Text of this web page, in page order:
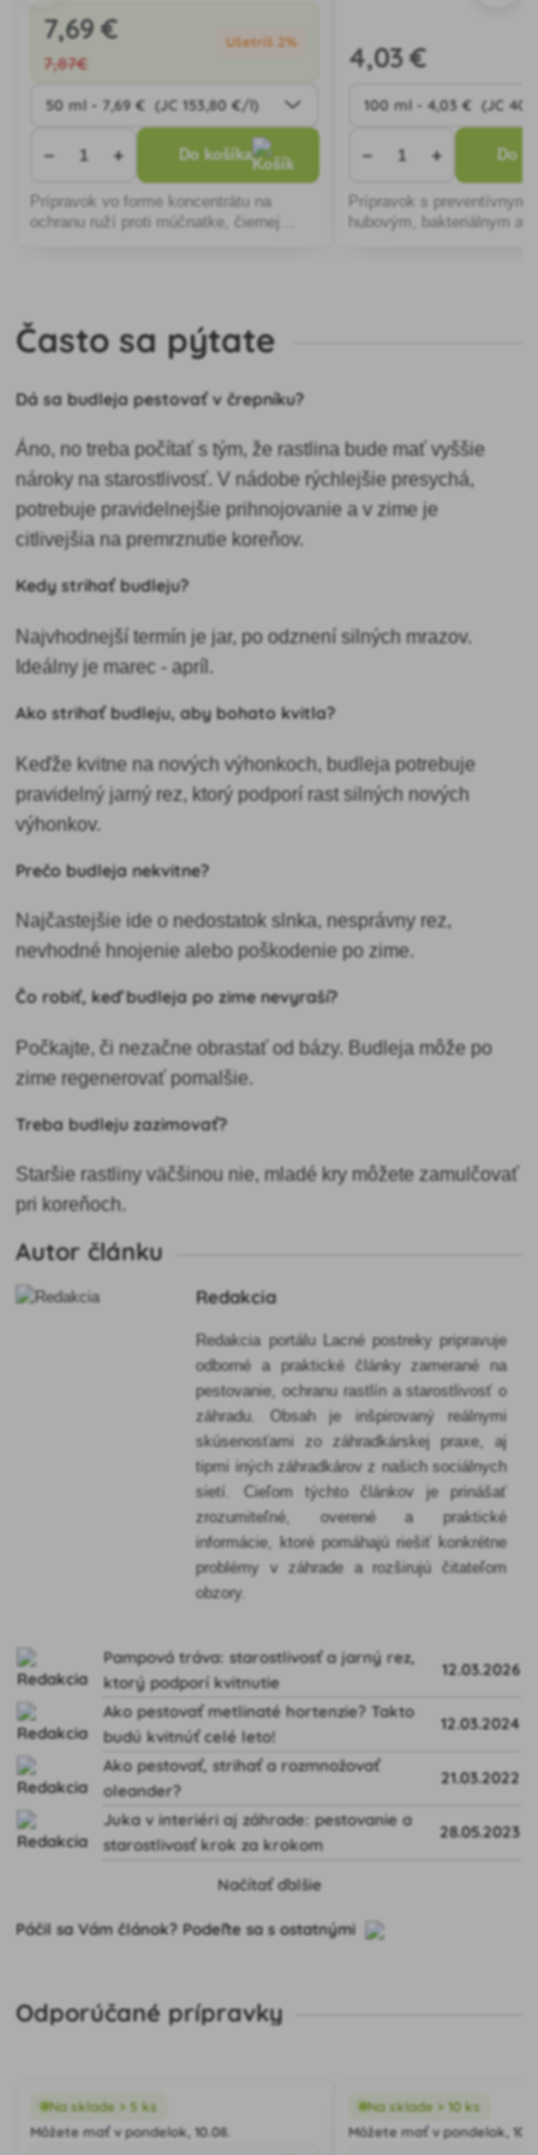
7,69 €
7,87€
Ušetríš 2%
− + Do košíka
Prípravok vo forme koncentrátu na
ochranu ruží proti múčnatke, čiernej
4,03 €
− + Do
Prípravok s preventívnym
hubovým, bakteriálnym a
Často sa pýtate
Dá sa budleja pestovať v črepníku?
Áno, no treba počítať s tým, že rastlina bude mať vyššie
nároky na starostlivosť. V nádobe rýchlejšie presychá,
potrebuje pravidelnejšie prihnojovanie a v zime je
citlivejšia na premrznutie koreňov.
Kedy strihať budleju?
Najvhodnejší termín je jar, po odznení silných mrazov.
Ideálny je marec - apríl.
Ako strihať budleju, aby bohato kvitla?
Keďže kvitne na nových výhonkoch, budleja potrebuje
pravidelný jarný rez, ktorý podporí rast silných nových
výhonkov.
Prečo budleja nekvitne?
Najčastejšie ide o nedostatok slnka, nesprávny rez,
nevhodné hnojenie alebo poškodenie po zime.
Čo robiť, keď budleja po zime nevyraší?
Počkajte, či nezačne obrastať od bázy. Budleja môže po
zime regenerovať pomalšie.
Treba budleju zazimovať?
Staršie rastliny väčšinou nie, mladé kry môžete zamulčovať
pri koreňoch.
Autor článku
Redakcia
Redakcia portálu Lacné postreky pripravuje
odborné a praktické články zamerané na
pestovanie, ochranu rastlín a starostlivosť o
záhradu. Obsah je inšpirovaný reálnymi
skúsenosťami zo záhradkárskej praxe, aj
tipmi iných záhradkárov z našich sociálnych
sietí. Cieľom týchto článkov je prinášať
zrozumiteľné, overené a praktické
informácie, ktoré pomáhajú riešiť konkrétne
problémy v záhrade a rozširujú čitateľom
obzory.
Pampová tráva: starostlivosť a jarný rez,
ktorý podporí kvitnutie
12.03.2026
Ako pestovať metlinaté hortenzie? Takto
budú kvitnúť celé leto!
12.03.2024
Ako pestovať, strihať a rozmnožovať
oleander?
21.03.2022
Juka v interiéri aj záhrade: pestovanie a
starostlivosť krok za krokom
28.05.2023
Načítať ďalšie
Páčil sa Vám článok? Podeľte sa s ostatnými
Odporúčané prípravky
Na sklade > 5 ks
Môžete mať v pondelok, 10.08.
Na sklade > 10 ks
Môžete mať v pondelok,